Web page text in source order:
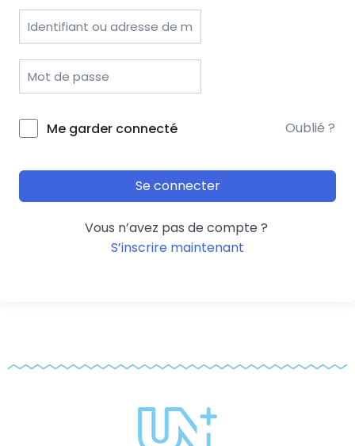
Me garder connecté Oublié ?
Se connecter
Vous n’avez pas de compte ?
S’inscrire maintenant